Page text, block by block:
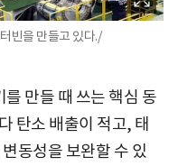
빈을 만들고 있다./
만들 때 쓰는 핵심 동
탄소 배출이 적고, 태
동성을 보완할 수 있